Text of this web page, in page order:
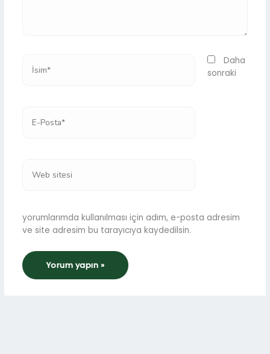
Posta*
sitesi
Daha
sonraki
yorumlarımda kullanılması için adım, e-posta adresim
ve site adresim bu tarayıcıya kaydedilsin.